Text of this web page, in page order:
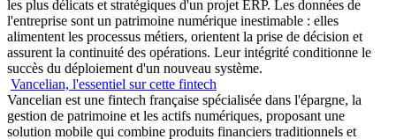
les plus délicats et stratégiques d'un projet ERP. Les données de
l'entreprise sont un patrimoine numérique inestimable : elles
alimentent les processus métiers, orientent la prise de décision et
assurent la continuité des opérations. Leur intégrité conditionne le
succès du déploiement d'un nouveau système.
Vancelian, l'essentiel sur cette fintech
Vancelian est une fintech française spécialisée dans l'épargne, la
gestion de patrimoine et les actifs numériques, proposant une
solution mobile qui combine produits financiers traditionnels et